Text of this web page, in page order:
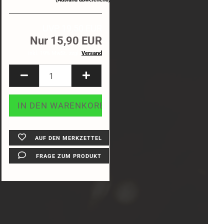
Nur 15,90 EUR
Versand
AUF DEN MERKZETTEL
FRAGE ZUM PRODUKT